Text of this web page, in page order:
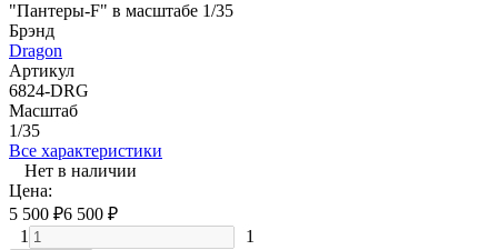
"Пантеры-F" в масштабе 1/35
Брэнд
Dragon
Артикул
6824-DRG
Масштаб
1/35
Все характеристики
Нет в наличии
Цена:
5 500 ₽6 500 ₽
1
1